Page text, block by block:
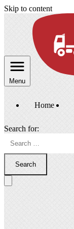
Skip to content
Menu
Home
Search for:
Search